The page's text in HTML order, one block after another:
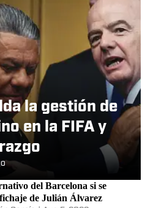
la gestión de
en la FIFA y
del Barcelona si se
de Julián Álvarez